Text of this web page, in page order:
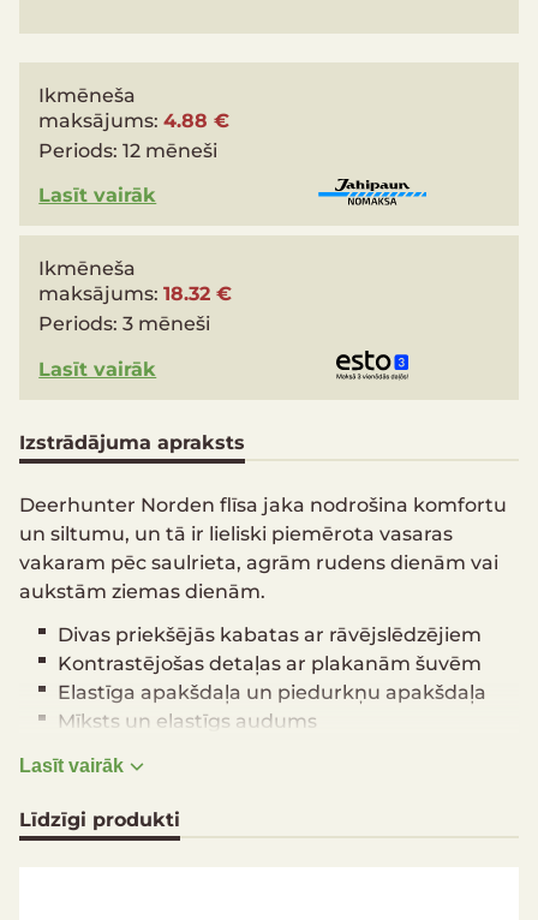
Ikmēneša
maksājums:4.88 €
Periods:12 mēneši
Lasīt vairāk
Ikmēneša
maksājums:18.32 €
Periods:3 mēneši
Lasīt vairāk
Izstrādājuma apraksts
Deerhunter Norden flīsa jaka nodrošina komfortu
un siltumu, un tā ir lieliski piemērota vasaras
vakaram pēc saulrieta, agrām rudens dienām vai
aukstām ziemas dienām.
Divas priekšējās kabatas ar rāvējslēdzējiem
Kontrastējošas detaļas ar plakanām šuvēm
Elastīga apakšdaļa un piedurkņu apakšdaļa
Mīksts un elastīgs audums
Materiāli
Virsējais audums: 88% poliesters / 12% elastāns,
275 g/m²
Lasīt vairāk
Līdzīgi produkti